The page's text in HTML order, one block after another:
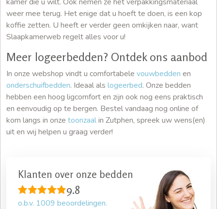
weer mee terug. Het enige dat u hoeft te doen, is een kop
koffie zetten. U heeft er verder geen omkijken naar, want
Slaapkamerweb regelt alles voor u!
Meer logeerbedden? Ontdek ons aanbod
In onze webshop vindt u comfortabele vouwbedden en
onderschuifbedden. Ideaal als logeerbed. Onze bedden
hebben een hoog ligcomfort en zijn ook nog eens praktisch
en eenvoudig op te bergen. Bestel vandaag nog online of
kom langs in onze toonzaalin Zutphen, spreek uw wens(en)
uit en wij helpen u graag verder!
Klanten over onze bedden
9.8
o.b.v. 1009 beoordelingen.